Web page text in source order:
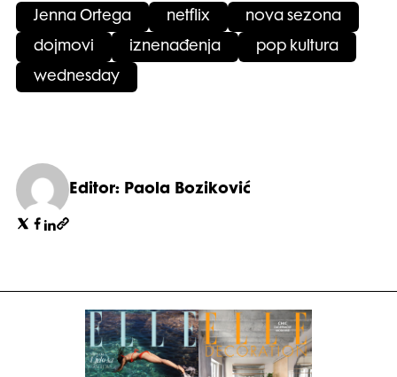
Jenna Ortega netflix nova sezona
dojmovi iznenađenja pop kultura
wednesday
Editor: Paola Boziković